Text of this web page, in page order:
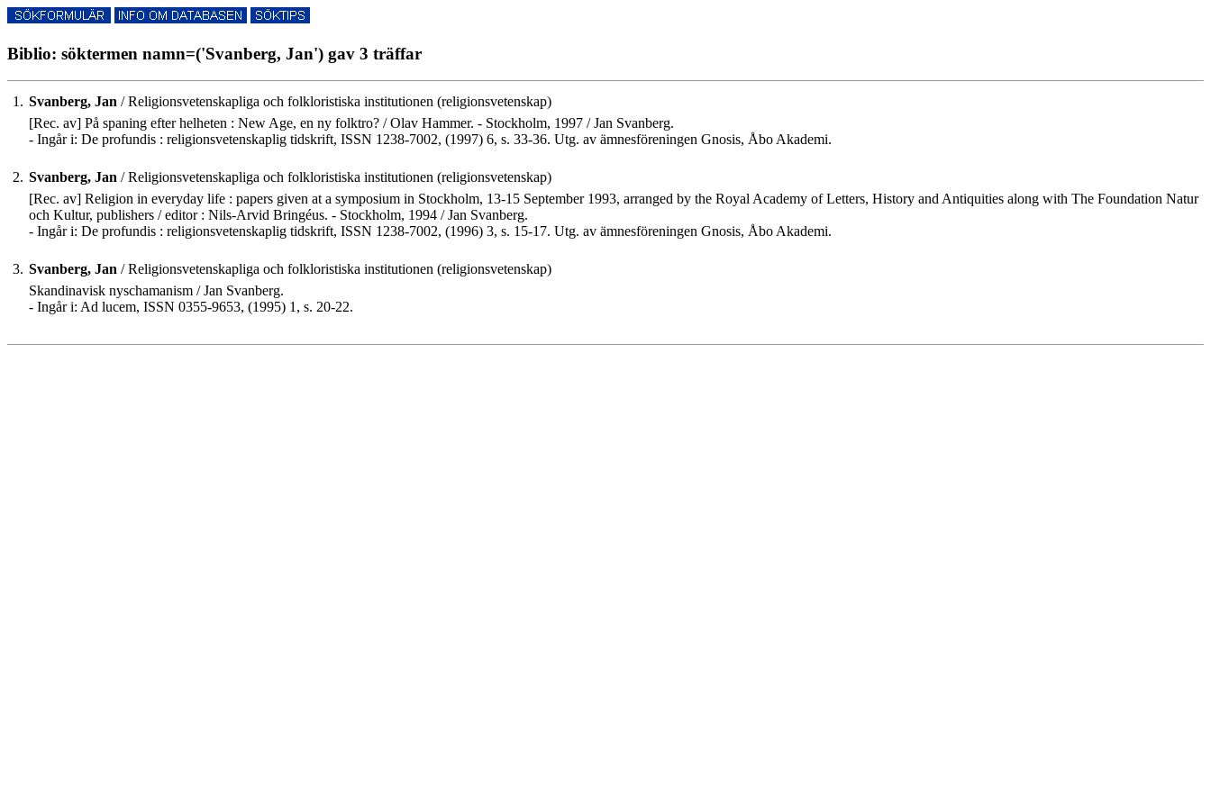
Biblio: söktermen namn=('Svanberg, Jan') gav 3 träffar
1. Svanberg, Jan / Religionsvetenskapliga och folkloristiska institutionen (religionsvetenskap)
[Rec. av] På spaning efter helheten : New Age, en ny folktro? / Olav Hammer. - Stockholm, 1997 / Jan Svanberg.
- Ingår i: De profundis : religionsvetenskaplig tidskrift, ISSN 1238-7002, (1997) 6, s. 33-36. Utg. av ämnesföreningen Gnosis, Åbo Akademi.
2. Svanberg, Jan / Religionsvetenskapliga och folkloristiska institutionen (religionsvetenskap)
[Rec. av] Religion in everyday life : papers given at a symposium in Stockholm, 13-15 September 1993, arranged by the Royal Academy of Letters, History and Antiquities along with The Foundation Natur
och Kultur, publishers / editor : Nils-Arvid Bringéus. - Stockholm, 1994 / Jan Svanberg.
- Ingår i: De profundis : religionsvetenskaplig tidskrift, ISSN 1238-7002, (1996) 3, s. 15-17. Utg. av ämnesföreningen Gnosis, Åbo Akademi.
3. Svanberg, Jan / Religionsvetenskapliga och folkloristiska institutionen (religionsvetenskap)
Skandinavisk nyschamanism / Jan Svanberg.
- Ingår i: Ad lucem, ISSN 0355-9653, (1995) 1, s. 20-22.